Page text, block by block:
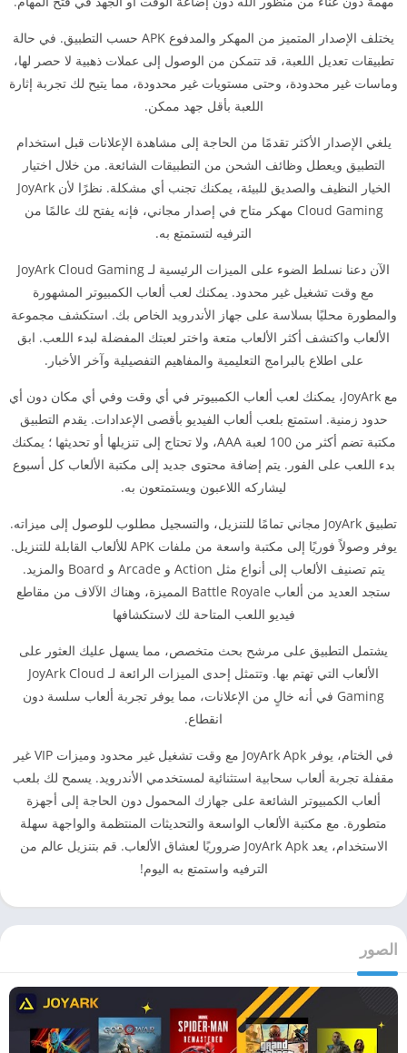
يختلف الإصدار المتميز من المهكر والمدفوع APK حسب التطبيق. في حالة
تطبيقات تعديل اللعبة، قد تتمكن من الوصول إلى عملات ذهبية لا حصر لها،
وماسات غير محدودة، وحتى مستويات غير محدودة، مما يتيح لك تجربة إثارة
اللعبة بأقل جهد ممكن.
يلغي الإصدار الأكثر تقدمًا من الحاجة إلى مشاهدة الإعلانات قبل استخدام
التطبيق ويعطل وظائف الشحن من التطبيقات الشائعة. من خلال اختيار
الخيار النظيف والصديق للبيئة، يمكنك تجنب أي مشكلة. نظرًا لأن JoyArk
Cloud Gaming مهكر متاح في إصدار مجاني، فإنه يفتح لك عالمًا من
الترفيه لتستمتع به.
الآن دعنا نسلط الضوء على الميزات الرئيسية لـ JoyArk Cloud Gaming
مع وقت تشغيل غير محدود. يمكنك لعب ألعاب الكمبيوتر المشهورة
والمطورة محليًا بسلاسة على جهاز الأندرويد الخاص بك. استكشف مجموعة
الألعاب واكتشف أكثر الألعاب متعة واختر لعبتك المفضلة لبدء اللعب. ابق
على اطلاع بالبرامج التعليمية والمفاهيم التفصيلية وآخر الأخبار.
مع JoyArk، يمكنك لعب ألعاب الكمبيوتر في أي وقت وفي أي مكان دون أي
حدود زمنية. استمتع بلعب ألعاب الفيديو بأقصى الإعدادات. يقدم التطبيق
مكتبة تضم أكثر من 100 لعبة AAA، ولا تحتاج إلى تنزيلها أو تحديثها ؛ يمكنك
بدء اللعب على الفور. يتم إضافة محتوى جديد إلى مكتبة الألعاب كل أسبوع
ليشاركه اللاعبون ويستمتعون به.
تطبيق JoyArk مجاني تمامًا للتنزيل، والتسجيل مطلوب للوصول إلى ميزاته.
يوفر وصولاً فوريًا إلى مكتبة واسعة من ملفات APK للألعاب القابلة للتنزيل.
يتم تصنيف الألعاب إلى أنواع مثل Action و Arcade و Board والمزيد.
ستجد العديد من ألعاب Battle Royale المميزة، وهناك الآلاف من مقاطع
فيديو اللعب المتاحة لك لاستكشافها
يشتمل التطبيق على مرشح بحث متخصص، مما يسهل عليك العثور على
الألعاب التي تهتم بها. وتتمثل إحدى الميزات الرائعة لـ JoyArk Cloud
Gaming في أنه خالٍ من الإعلانات، مما يوفر تجربة ألعاب سلسة دون
انقطاع.
في الختام، يوفر JoyArk Apk مع وقت تشغيل غير محدود وميزات VIP غير
مقفلة تجربة ألعاب سحابية استثنائية لمستخدمي الأندرويد. يسمح لك بلعب
ألعاب الكمبيوتر الشائعة على جهازك المحمول دون الحاجة إلى أجهزة
متطورة. مع مكتبة الألعاب الواسعة والتحديثات المنتظمة والواجهة سهلة
الاستخدام، يعد JoyArk Apk ضروريًا لعشاق الألعاب. قم بتنزيل عالم من
الترفيه واستمتع به اليوم!
الصور